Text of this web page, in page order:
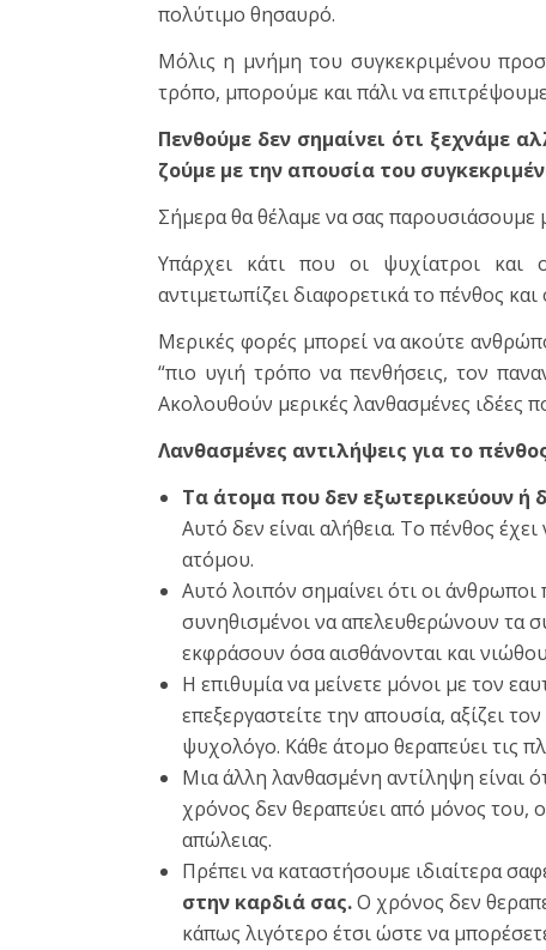
πολύτιμο θησαυρό.
Μόλις η μνήμη του συγκεκριμένου
τρόπο, μπορούμε και πάλι να
Πενθούμε δεν σημαίνει ότι ξεχνάμε
ζούμε με την απουσία του
Σήμερα θα θέλαμε να σας παρουσιάσουμε
Υπάρχει κάτι που οι ψυχίατροι και
αντιμετωπίζει διαφορετικά το πένθος
Μερικές φορές μπορεί να ακούτε
“πιο υγιή τρόπο να πενθήσεις, τον
Ακολουθούν μερικές λανθασμένες ιδέες
Λανθασμένες αντιλήψεις για το
Τα άτομα που δεν εξωτερικεύουν ή
Αυτό δεν είναι αλήθεια. Το πένθος
ατόμου.
Αυτό λοιπόν σημαίνει ότι οι
συνηθισμένοι να απελευθερώνουν τα
εκφράσουν όσα αισθάνονται και
Η επιθυμία να μείνετε μόνοι με τον
επεξεργαστείτε την απουσία, αξίζει
ψυχολόγο. Κάθε άτομο θεραπεύει τις
Μια άλλη λανθασμένη αντίληψη είναι
χρόνος δεν θεραπεύει από μόνος του,
απώλειας.
Πρέπει να καταστήσουμε ιδιαίτερα
στην καρδιά σας.Ο χρόνος δεν
κάπως λιγότερο έτσι ώστε να